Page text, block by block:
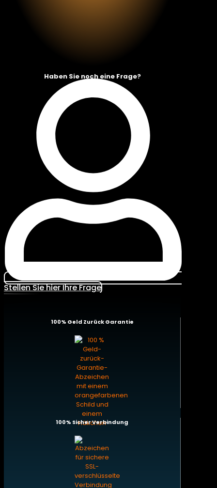
Haben Sie noch eine Frage?
Stellen Sie hier Ihre Frage
100% Geld Zurück Garantie
100% Sicher Verbindung